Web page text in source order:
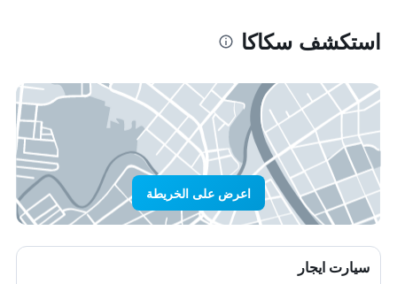
استكشف سكاكا
اعرض على الخريطة
سيارت ايجار